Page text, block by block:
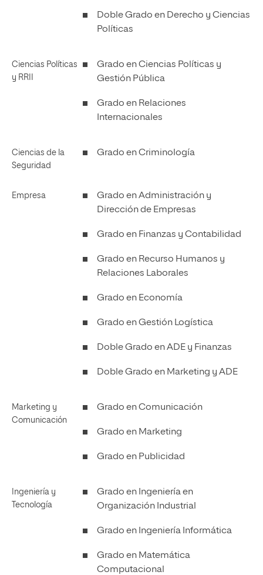
Doble Grado en Derecho y Ciencias
Políticas
Ciencias Políticas
y RRII
Grado en Ciencias Políticas y
Gestión Pública
Grado en Relaciones
Internacionales
Ciencias de la
Seguridad
Grado en Criminología
Empresa
Grado en Administración y
Dirección de Empresas
Grado en Finanzas y Contabilidad
Grado en Recurso Humanos y
Relaciones Laborales
Grado en Economía
Grado en Gestión Logística
Doble Grado en ADE y Finanzas
Doble Grado en Marketing y ADE
Marketing y
Comunicación
Grado en Comunicación
Grado en Marketing
Grado en Publicidad
Ingeniería y
Tecnología
Grado en Ingeniería en
Organización Industrial
Grado en Ingeniería Informática
Grado en Matemática
Computacional